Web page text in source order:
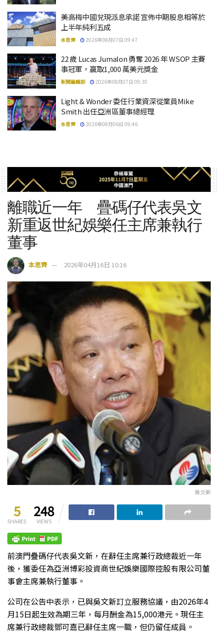
美高梅中國兌現派息承諾 宣佈中期股息相等於
上半年純利五成
本思齊 2026年08月07日 09:47
22 歲 Lucas Jumalon 勇奪 2026 年 WSOP 主賽
事冠軍，贏取1,000 萬美元獎金
新聞編輯部 2026年08月07日 09:30
Light & Wonder 委任行業資深從業員Mike
Smith 出任亞洲區董事總經理
本思齊 2026年08月06日 09:46
離職近一年 疊碼仔代表吳文
新重返世紀娛樂任主席兼執行
董事
本思齊 2026年04月16日 10:16
吳文新
5
SHARES
248
VIEWS
前澳門疊碼仔代表吳文新，在辭任主席兼行政總裁近一年
後，獲委任為亞洲博彩投資商世紀娛樂國際控股有限公司董
事會主席兼執行董事。
公司在公告中表示，已與吳文新訂立服務協議，由2026年4
月15日起生效為期三年，每月酬金為15,000港元。現任主
席兼行政總裁鄧可嘉已辭任主席一職，但仍留任成員。